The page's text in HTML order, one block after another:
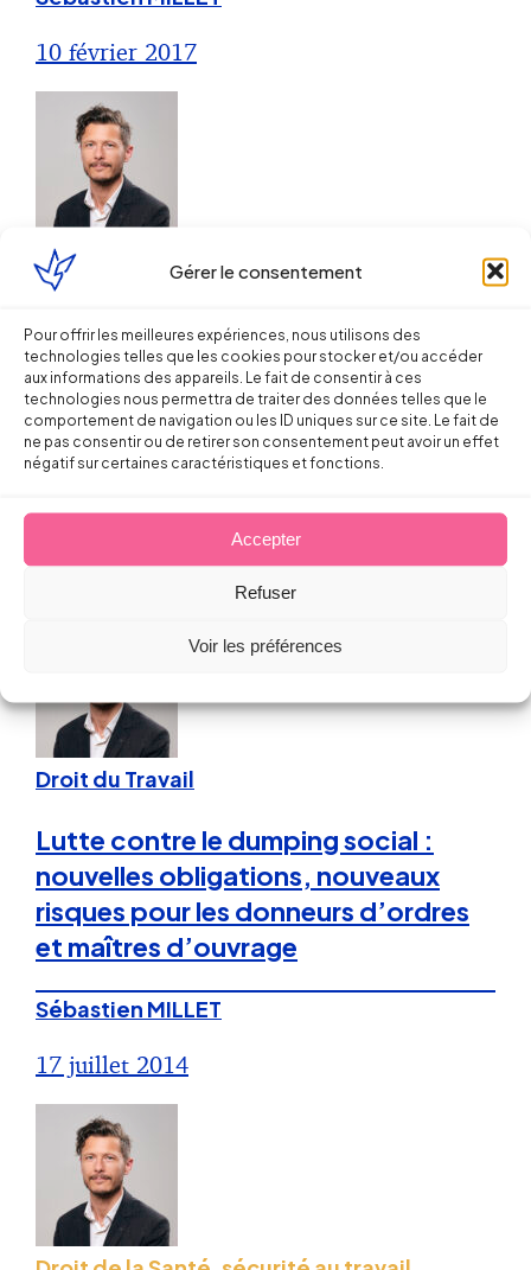
Gérer le consentement
Pour offrir les meilleures expériences, nous utilisons des
technologies telles que les cookies pour stocker et/ou accéder
aux informations des appareils. Le fait de consentir à ces
technologies nous permettra de traiter des données telles que le
comportement de navigation ou les ID uniques sur ce site. Le fait de
ne pas consentir ou de retirer son consentement peut avoir un effet
négatif sur certaines caractéristiques et fonctions.
Accepter
Refuser
Voir les préférences
10 février 2017
Droit du Travail
conformité juridique : l’exemple de
l’obligation de vigilance en matière
de travail dissimulé et de
détachement transnational
Sébastien MILLET
27 novembre 2015
Droit du Travail
Lutte contre le dumping social :
nouvelles obligations, nouveaux
risques pour les donneurs d’ordres
et maîtres d’ouvrage
Sébastien MILLET
17 juillet 2014